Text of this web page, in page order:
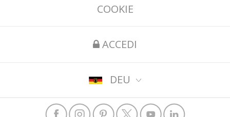
COOKIE
ACCEDI
DEU